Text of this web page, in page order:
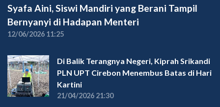
Syafa Aini, Siswi Mandiri yang Berani Tampil
Bernyanyi di Hadapan Menteri
12/06/2026 11:25
Di Balik Terangnya Negeri, Kiprah Srikandi
PLN UPT Cirebon Menembus Batas di Hari
Kartini
21/04/2026 21:30